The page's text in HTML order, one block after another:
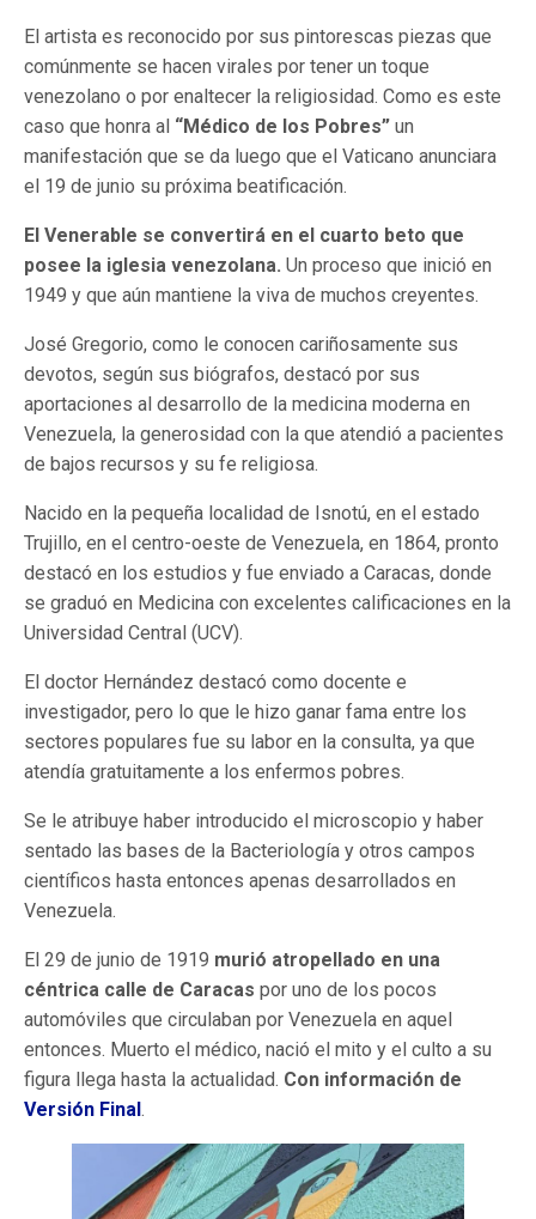
El artista es reconocido por sus pintorescas piezas que
comúnmente se hacen virales por tener un toque
venezolano o por enaltecer la religiosidad. Como es este
caso que honra al “Médico de los Pobres” un
manifestación que se da luego que el Vaticano anunciara
el 19 de junio su próxima beatificación.
El Venerable se convertirá en el cuarto beto que
posee la iglesia venezolana. Un proceso que inició en
1949 y que aún mantiene la viva de muchos creyentes.
José Gregorio, como le conocen cariñosamente sus
devotos, según sus biógrafos, destacó por sus
aportaciones al desarrollo de la medicina moderna en
Venezuela, la generosidad con la que atendió a pacientes
de bajos recursos y su fe religiosa.
Nacido en la pequeña localidad de Isnotú, en el estado
Trujillo, en el centro-oeste de Venezuela, en 1864, pronto
destacó en los estudios y fue enviado a Caracas, donde
se graduó en Medicina con excelentes calificaciones en la
Universidad Central (UCV).
El doctor Hernández destacó como docente e
investigador, pero lo que le hizo ganar fama entre los
sectores populares fue su labor en la consulta, ya que
atendía gratuitamente a los enfermos pobres.
Se le atribuye haber introducido el microscopio y haber
sentado las bases de la Bacteriología y otros campos
científicos hasta entonces apenas desarrollados en
Venezuela.
El 29 de junio de 1919 murió atropellado en una
céntrica calle de Caracas por uno de los pocos
automóviles que circulaban por Venezuela en aquel
entonces. Muerto el médico, nació el mito y el culto a su
figura llega hasta la actualidad. Con información de
Versión Final.